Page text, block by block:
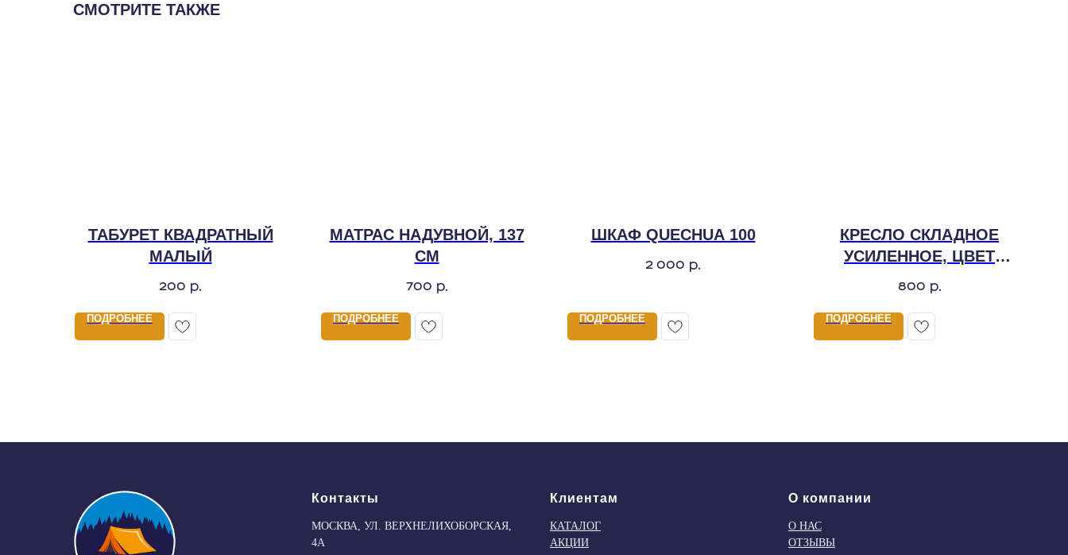
СМОТРИТЕ ТАКЖЕ
ТАБУРЕТ КВАДРАТНЫЙ
МАЛЫЙ
200 р.
ПОДРОБНЕЕ
МАТРАС НАДУВНОЙ, 137
СМ
700 р.
ПОДРОБНЕЕ
ШКАФ QUECHUA 100
2 000 р.
ПОДРОБНЕЕ
КРЕСЛО СКЛАДНОЕ
УСИЛЕННОЕ, ЦВЕТ
800 р.
ПОДРОБНЕЕ
Контакты
МОСКВА, УЛ. ВЕРХНЕЛИХОБОРСКАЯ,
4А
Клиентам
КАТАЛОГ
АКЦИИ
О компании
О НАС
ОТЗЫВЫ